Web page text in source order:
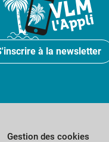
à la newsletter
Gestion des cookies